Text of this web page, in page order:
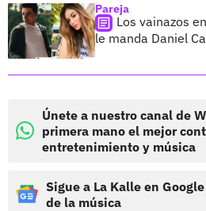
Pareja
Los vainazos
le manda Daniel
Únete a nuestro canal de
primera mano el mejor
entretenimiento y música
Sigue a La Kalle en
de la música